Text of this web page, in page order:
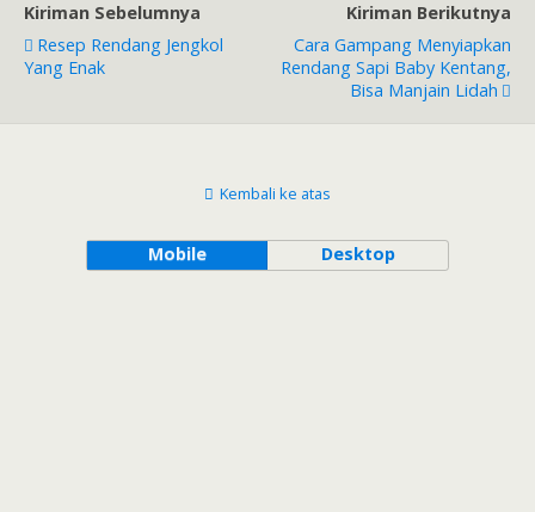
Kiriman Sebelumnya
Resep Rendang Jengkol
Yang Enak
Kiriman Berikutnya
Cara Gampang Menyiapkan
Rendang Sapi Baby Kentang,
Bisa Manjain Lidah
Kembali ke atas
Mobile Desktop